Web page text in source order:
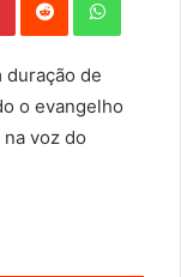
duração de
o evangelho
voz do